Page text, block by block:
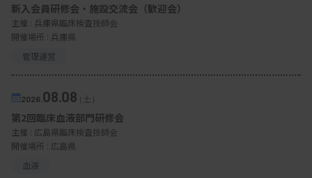
新入会員研修会・施設交流会（歓迎会）
主催 : 兵庫県臨床検査技師会
開催場所 : 兵庫県
管理運営
2026. 08.08（土）
第2回臨床血液部門研修会
主催 : 広島県臨床検査技師会
開催場所 : 広島県
血液